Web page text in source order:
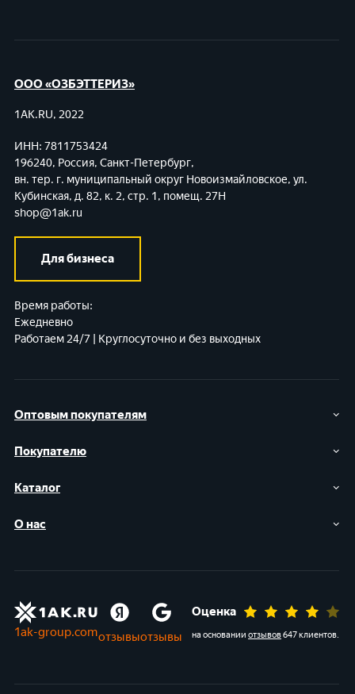
Оптовым покупателям
Покупателю
Каталог
О нас
ООО «ОЗБЭТТЕРИЗ»
1AK.RU, 2022
ИНН: 7811753424
196240, Россия, Санкт-Петербург,
вн. тер. г. муниципальный округ Новоизмайловское, ул.
Кубинская, д. 82, к. 2, стр. 1, помещ. 27Н
shop@1ak.ru
Для бизнеса
Время работы:
Ежедневно
Работаем 24/7 | Круглосуточно и без выходных
1ak-group.comотзывыотзывы
Оценка
на основании отзывов647 клиентов.